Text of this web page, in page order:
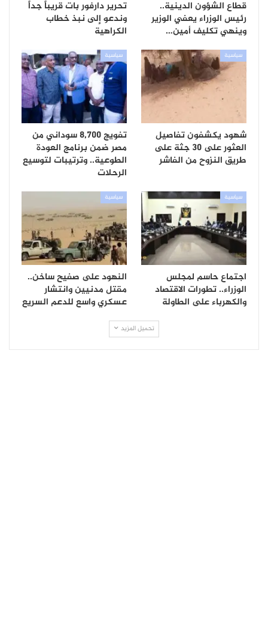
قطاع الشؤون الدينية..
رئيس الوزراء يعفي الوزير
وينهي تكليف أمين…
تحرير دارفور بات قريباً جداً
وندعو إلى نبذ خطاب
الكراهية
سياسية
شهود يكشفون تفاصيل
العثور على 30 جثة على
طريق النزوح من الفاشر
سياسية
تفويج 8,700 سوداني من
مصر ضمن برنامج العودة
الطوعية.. وترتيبات لتوسيع
الرحلات
سياسية
اجتماع حاسم لمجلس
الوزراء.. تطورات الاقتصاد
والكهرباء على الطاولة
سياسية
النهود على صفيح ساخن..
مقتل مدنيين وانتشار
عسكري واسع للدعم السريع
تحميل المزيد